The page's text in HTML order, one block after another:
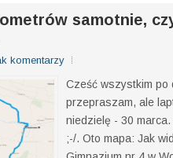
samotnie,
komentarzy
Cześć wszystkim po